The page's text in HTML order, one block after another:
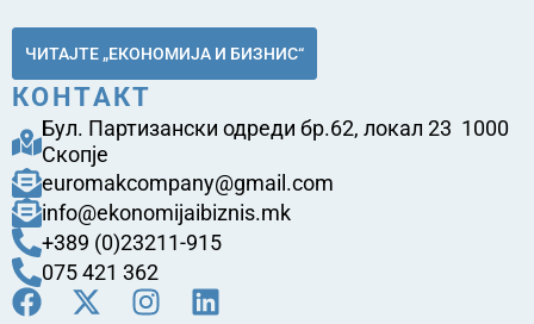
ЧИТАЈТЕ „ЕКОНОМИЈА И БИЗНИС“
КОНТАКТ
Бул. Партизански одреди бр.62, локал 23 1000
Скопје
euromakcompany@gmail.com
info@ekonomijaibiznis.mk
+389 (0)23211-915
075 421 362